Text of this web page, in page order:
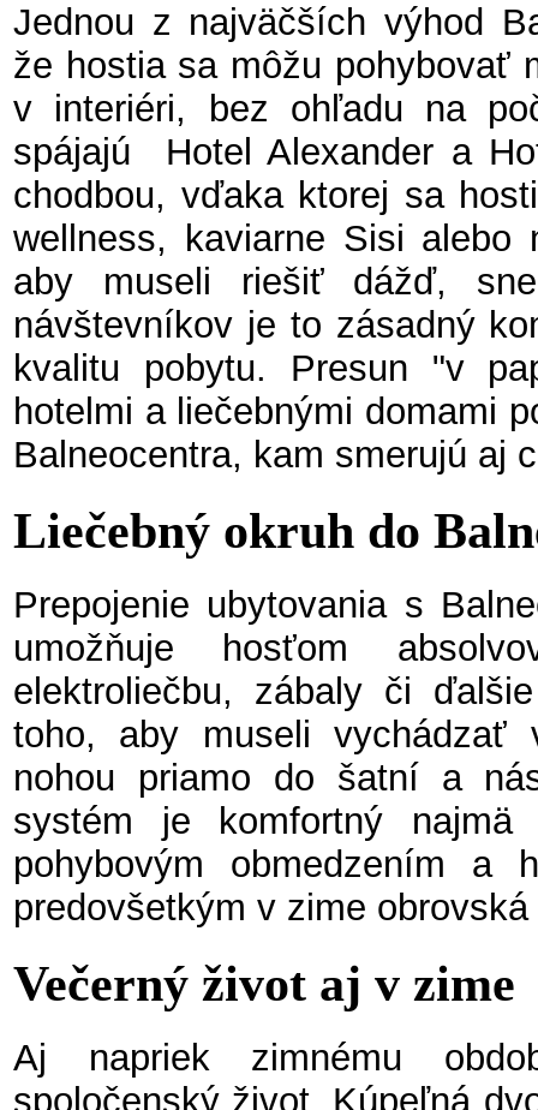
Jednou z najväčších výhod
že hostia sa môžu pohybovať
v interiéri, bez ohľadu na
spájajú Hotel Alexander a
chodbou, vďaka ktorej sa
wellness, kaviarne Sisi
aby museli riešiť dážď,
návštevníkov je to zásadný
kvalitu pobytu. Presun "v
hotelmi a liečebnými domami
Balneocentra, kam smerujú aj
Liečebný okruh do
Prepojenie ubytovania s
umožňuje hosťom
elektroliečbu, zábaly či
toho, aby museli vychádzať
nohou priamo do šatní a
systém je komfortný
pohybovým obmedzením a
predovšetkým v zime
Večerný život aj v zime
Aj napriek zimnému
spoločenský život. Kúpeľná